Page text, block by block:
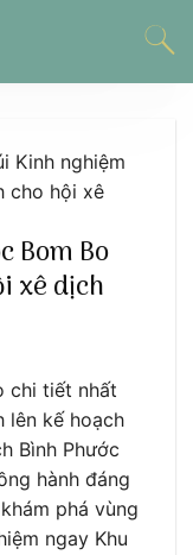
Kinh nghiệm
cho hội xê
Bom Bo
xê dịch
chi tiết nhất
lên kế hoạch
Bình Phước
hành đáng
phá vùng
ngay Khu